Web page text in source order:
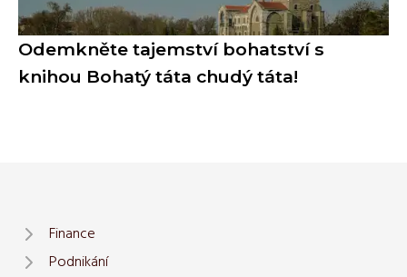
Odemkněte tajemství bohatství s
knihou Bohatý táta chudý táta!
Finance
Podnikání